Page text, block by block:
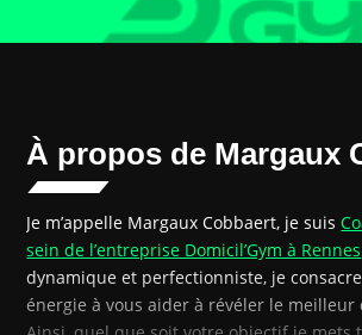
À propos de Margaux
Je m’appelle Margaux Cobbaert, je suis
sein de l’entreprise Domicil’Gym à Rennes
dynamique et perfectionniste, je
énergie à vous aider à révéler le meilleur